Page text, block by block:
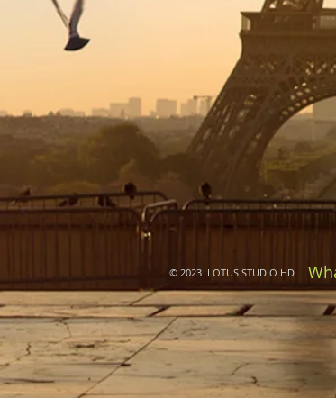
© 2023 LOTUS STUDIO HD